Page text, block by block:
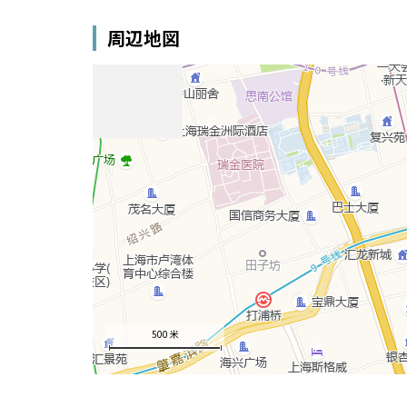
周辺地図
500 米